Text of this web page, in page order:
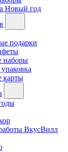
Новый год
подарки
наборы
карты
ВкусВилл